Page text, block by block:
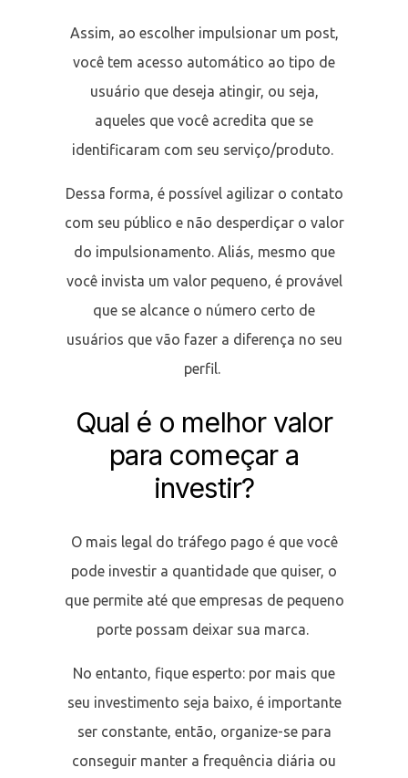
Assim, ao escolher impulsionar um post,
você tem acesso automático ao tipo de
usuário que deseja atingir, ou seja,
aqueles que você acredita que se
identificaram com seu serviço/produto.
Dessa forma, é possível agilizar o contato
com seu público e não desperdiçar o valor
do impulsionamento. Aliás, mesmo que
você invista um valor pequeno, é provável
que se alcance o número certo de
usuários que vão fazer a diferença no seu
perfil.
Qual é o melhor valor
para começar a
investir?
O mais legal do tráfego pago é que você
pode investir a quantidade que quiser, o
que permite até que empresas de pequeno
porte possam deixar sua marca.
No entanto, fique esperto: por mais que
seu investimento seja baixo, é importante
ser constante, então, organize-se para
conseguir manter a frequência diária ou